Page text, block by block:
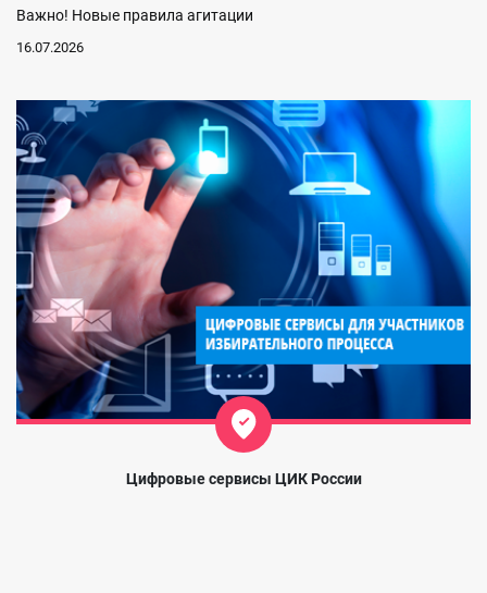
Важно! Новые правила агитации
16.07.2026
Цифровые сервисы ЦИК России